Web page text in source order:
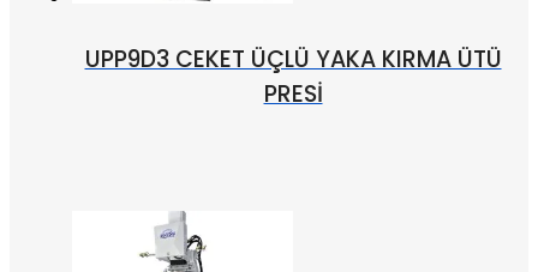
UPP9D3 CEKET ÜÇLÜ YAKA KIRMA ÜTÜ
PRESİ